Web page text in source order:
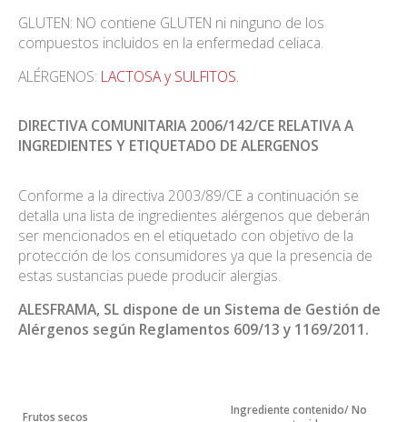
GLUTEN: NO contiene GLUTEN ni ninguno de los
compuestos incluidos en la enfermedad celiaca.
ALÉRGENOS: LACTOSA y SULFITOS.
DIRECTIVA COMUNITARIA 2006/142/CE RELATIVA A
INGREDIENTES Y ETIQUETADO DE ALERGENOS
Conforme a la directiva 2003/89/CE a continuación se
detalla una lista de ingredientes alérgenos que deberán
ser mencionados en el etiquetado con objetivo de la
protección de los consumidores ya que la presencia de
estas sustancias puede producir alergias.
ALESFRAMA, SL dispone de un Sistema de Gestión de
Alérgenos según Reglamentos 609/13 y 1169/2011.
Frutos secos Ingredientecontenido/ No